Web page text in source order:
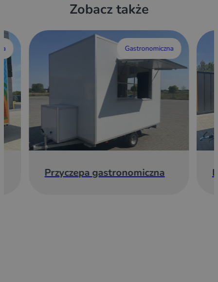
Zobacz także
Gastronomiczna
Przyczepa gastronomiczna